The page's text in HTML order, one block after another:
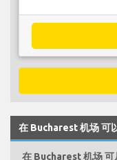
在 Bucharest 机场 可
在 Bucharest 机场